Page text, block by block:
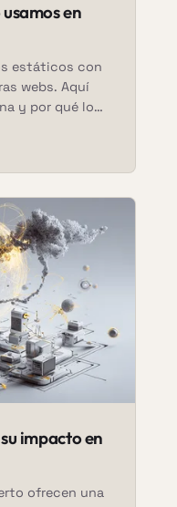
en
estáticos con
webs. Aquí
y por qué lo
impacto en
ofrecen una